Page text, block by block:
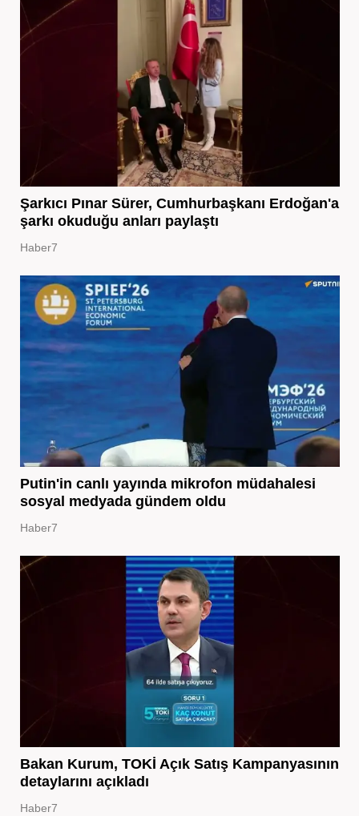
Şarkıcı Pınar Sürer, Cumhurbaşkanı Erdoğan'a
şarkı okuduğu anları paylaştı
Haber7
Putin'in canlı yayında mikrofon müdahalesi
sosyal medyada gündem oldu
Haber7
Bakan Kurum, TOKİ Açık Satış Kampanyasının
detaylarını açıkladı
Haber7